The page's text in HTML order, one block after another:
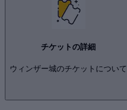
チケットの詳細
ウィンザー城のチケットについて